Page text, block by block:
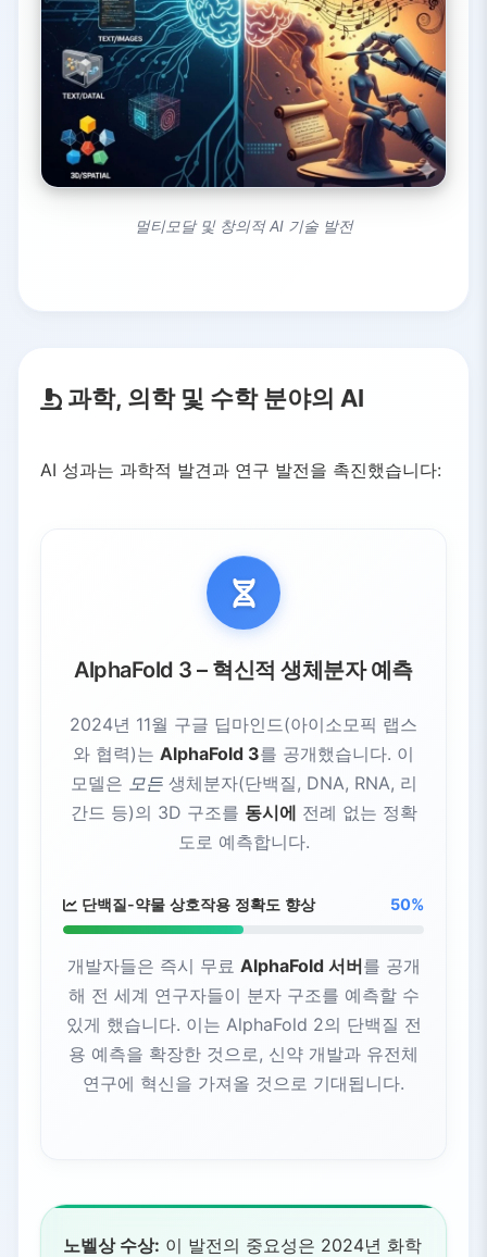
멀티모달 및 창의적 AI 기술 발전
과학, 의학 및 수학 분야의 AI
AI 성과는 과학적 발견과 연구 발전을 촉진했습니다:
AlphaFold 3 – 혁신적 생체분자 예측
2024년 11월 구글 딥마인드(아이소모픽 랩스
와 협력)는 AlphaFold 3를 공개했습니다. 이
모델은 모든생체분자(단백질, DNA, RNA, 리
간드 등)의 3D 구조를 동시에 전례 없는 정확
도로 예측합니다.
단백질-약물 상호작용 정확도 향상 50%
개발자들은 즉시 무료 AlphaFold 서버를 공개
해 전 세계 연구자들이 분자 구조를 예측할 수
있게 했습니다. 이는 AlphaFold 2의 단백질 전
용 예측을 확장한 것으로, 신약 개발과 유전체
연구에 혁신을 가져올 것으로 기대됩니다.
노벨상 수상: 이 발전의 중요성은 2024년 화학